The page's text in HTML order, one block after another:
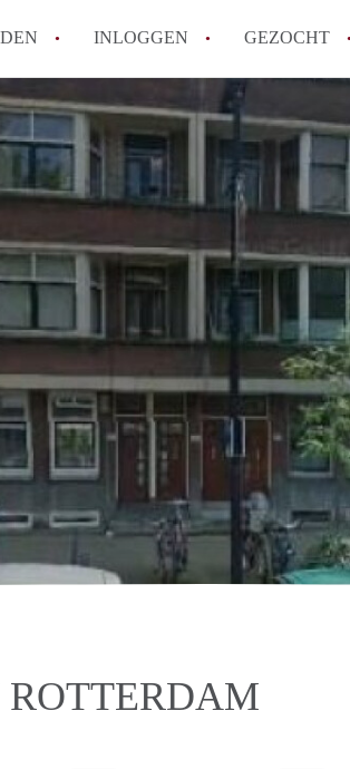
INLOGGEN GEZOCHT
How to translate
Wat is
Hoeveel kost het om te
Wat is de
Berekent
makelaarsvergoeding/
Alle veelgestelde vragen
ROTTERDAM